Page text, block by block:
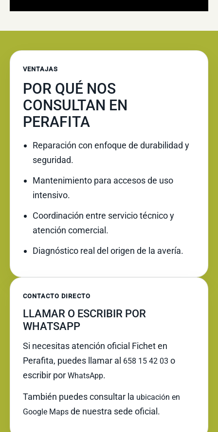
VENTAJAS
POR QUÉ NOS
CONSULTAN EN
PERAFITA
Reparación con enfoque de durabilidad y
seguridad.
Mantenimiento para accesos de uso
intensivo.
Coordinación entre servicio técnico y
atención comercial.
Diagnóstico real del origen de la avería.
CONTACTO DIRECTO
LLAMAR O ESCRIBIR POR
WHATSAPP
Si necesitas atención oficial Fichet en
Perafita, puedes llamar al 658 15 42 03 o
escribir por WhatsApp.
También puedes consultar la ubicación en
Google Maps de nuestra sede oficial.